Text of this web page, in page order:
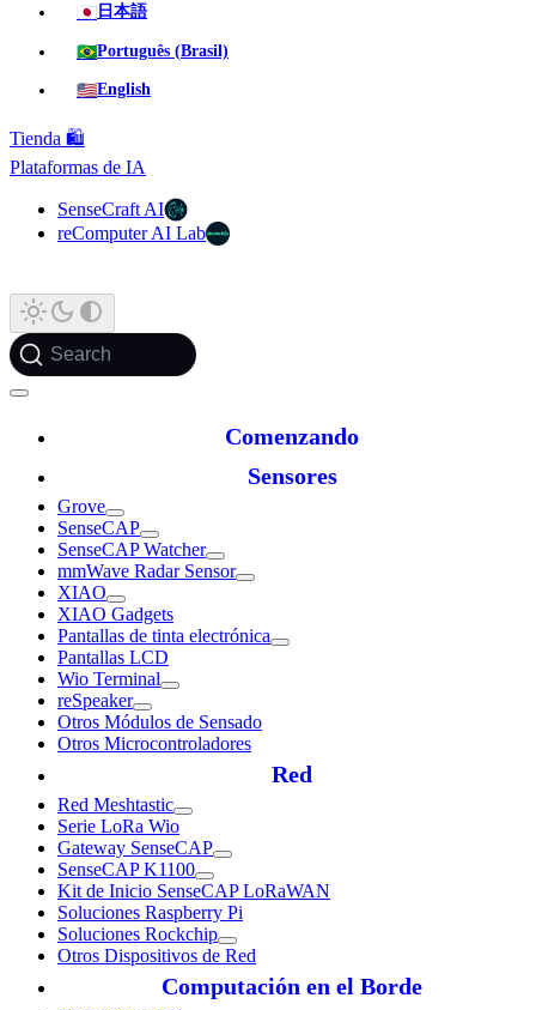
🇯🇵 日本語
🇧🇷Português (Brasil)
🇺🇸English
Tienda 🛍️
Plataformas de IA
SenseCraft AI
reComputer AI Lab
Search
Comenzando
Sensores
Grove
SenseCAP
SenseCAP Watcher
mmWave Radar Sensor
XIAO
XIAO Gadgets
Pantallas de tinta electrónica
Pantallas LCD
Wio Terminal
reSpeaker
Otros Módulos de Sensado
Otros Microcontroladores
Red
Red Meshtastic
Serie LoRa Wio
Gateway SenseCAP
SenseCAP K1100
Kit de Inicio SenseCAP LoRaWAN
Soluciones Raspberry Pi
Soluciones Rockchip
Otros Dispositivos de Red
Computación en el Borde